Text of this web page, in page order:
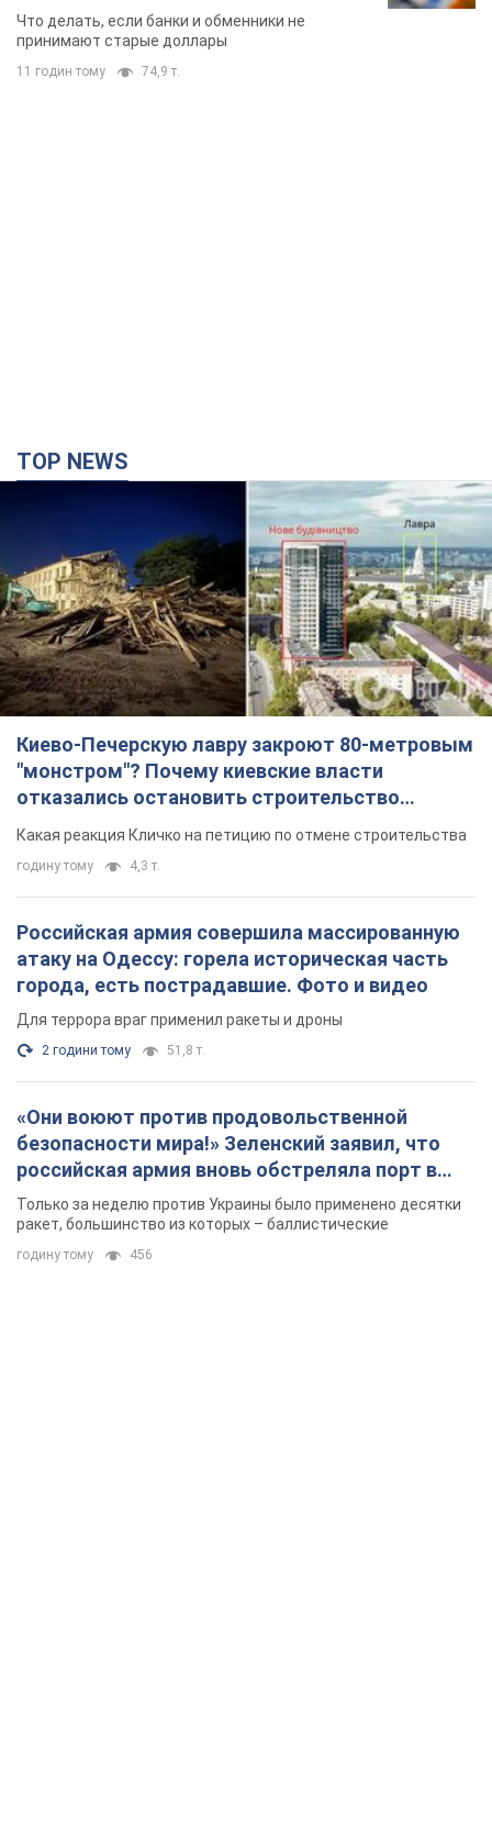
банки такие купюры
Что делать, если банки и обменники не
принимают старые доллары
11 годин тому 74,9 т.
TOP NEWS
Киево-Печерскую лавру закроют 80-метровым
"монстром"? Почему киевские власти
отказались остановить строительство
небоскреба "московского верующего"
Какая реакция Кличко на петицию по отмене строительства
годину тому 4,3 т.
Российская армия совершила массированную
атаку на Одессу: горела историческая часть
города, есть пострадавшие. Фото и видео
Для террора враг применил ракеты и дроны
2 години тому 51,8 т.
«Они воюют против продовольственной
безопасности мира!» Зеленский заявил, что
российская армия вновь обстреляла порт в
Одессе
Только за неделю против Украины было применено десятки
ракет, большинство из которых – баллистические
годину тому 456